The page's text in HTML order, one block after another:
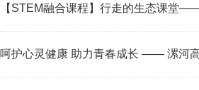
【STEM融合课程】行走的生态课堂
呵护心灵健康 助力青春成长 —— 漯河